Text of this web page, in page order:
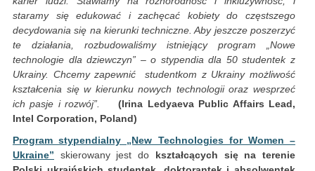
staramy się edukować i zachęcać kobiety do częstszego
decydowania się na kierunki techniczne. Aby jeszcze poszerzyć
te działania, rozbudowaliśmy istniejący program „Nowe
technologie dla dziewczyn” – o stypendia dla 50 studentek z
Ukrainy. Chcemy zapewnić studentkom z Ukrainy możliwość
kształcenia się w kierunku nowych technologii oraz wesprzeć
ich pasje i rozwój”.(Irina Ledyaeva Public Affairs Lead,
Intel Corporation, Poland)
Program stypendialny „New Technologies for Women –
Ukraine” skierowany jest do kształcących się na terenie